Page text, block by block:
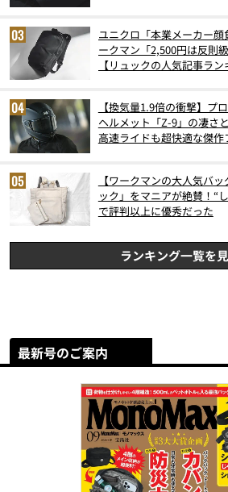
ユニクロ「本業メーカー
ークマン「2,500円は反則
【リュックの人気記事ラ
【換気量1.9倍の衝撃】プ
ヘルメット「Z-9」の凄さ
高速ライドも超快適な傑作
【ワークマンの大人気バ
ック」をマニアが絶賛！“
で評判以上に優秀だった
ランキング一覧を
最新号のご案内